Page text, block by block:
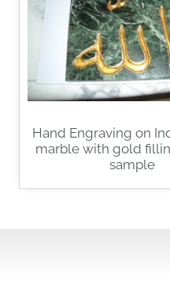
Hand Engraving on
marble with gold
sample